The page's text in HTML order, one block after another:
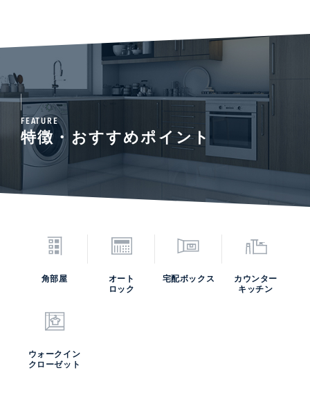
FEATURE
特徴・おすすめポイント
角部屋
オート
ロック
宅配ボックス
カウンター
キッチン
ウォークイン
クローゼット